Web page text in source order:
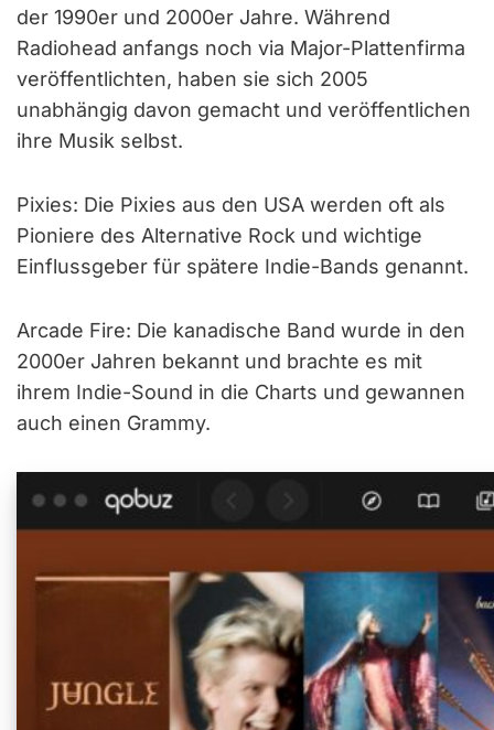
der 1990er und 2000er Jahre. Während
Radiohead anfangs noch via Major-Plattenfirma
veröffentlichten, haben sie sich 2005
unabhängig davon gemacht und veröffentlichen
ihre Musik selbst.
Pixies: Die Pixies aus den USA werden oft als
Pioniere des Alternative Rock und wichtige
Einflussgeber für spätere Indie-Bands genannt.
Arcade Fire: Die kanadische Band wurde in den
2000er Jahren bekannt und brachte es mit
ihrem Indie-Sound in die Charts und gewannen
auch einen Grammy.